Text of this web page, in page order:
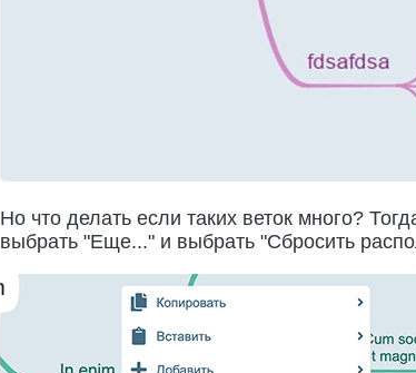
Но что делать если таких веток много?
выбрать "Еще..." и выбрать "Сбросить